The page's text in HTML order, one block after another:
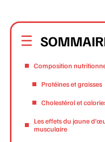
Composition
Protéines et graisses
Cholestérol et
Les effets du jaune
musculaire